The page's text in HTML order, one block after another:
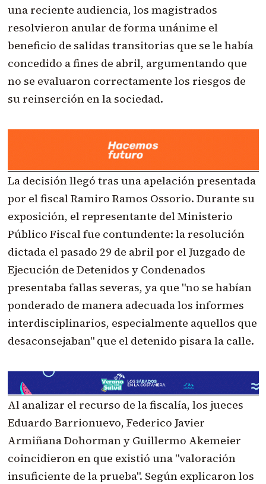
una reciente audiencia, los magistrados
resolvieron anular de forma unánime el
beneficio de salidas transitorias que se le había
concedido a fines de abril, argumentando que
no se evaluaron correctamente los riesgos de
su reinserción en la sociedad.
La decisión llegó tras una apelación presentada
por el fiscal Ramiro Ramos Ossorio. Durante su
exposición, el representante del Ministerio
Público Fiscal fue contundente: la resolución
dictada el pasado 29 de abril por el Juzgado de
Ejecución de Detenidos y Condenados
presentaba fallas severas, ya que "no se habían
ponderado de manera adecuada los informes
interdisciplinarios, especialmente aquellos que
desaconsejaban" que el detenido pisara la calle.
Al analizar el recurso de la fiscalía, los jueces
Eduardo Barrionuevo, Federico Javier
Armiñana Dohorman y Guillermo Akemeier
coincidieron en que existió una "valoración
insuficiente de la prueba". Según explicaron los